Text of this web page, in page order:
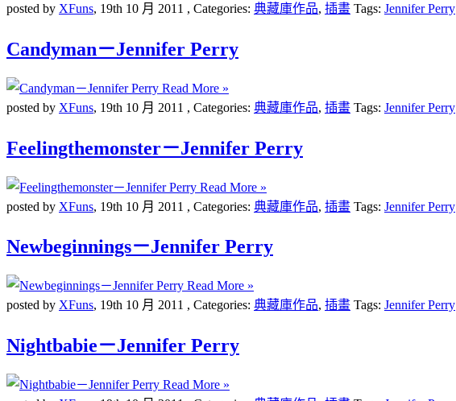
posted by XFuns, 19th 10 月 2011 , Categories: 典藏庫作品, 插畫 Tags: Jennifer Perry
Candyman－Jennifer Perry
Read More »
posted by XFuns, 19th 10 月 2011 , Categories: 典藏庫作品, 插畫 Tags: Jennifer Perry
Feelingthemonster－Jennifer Perry
Read More »
posted by XFuns, 19th 10 月 2011 , Categories: 典藏庫作品, 插畫 Tags: Jennifer Perry
Newbeginnings－Jennifer Perry
Read More »
posted by XFuns, 19th 10 月 2011 , Categories: 典藏庫作品, 插畫 Tags: Jennifer Perry
Nightbabie－Jennifer Perry
Read More »